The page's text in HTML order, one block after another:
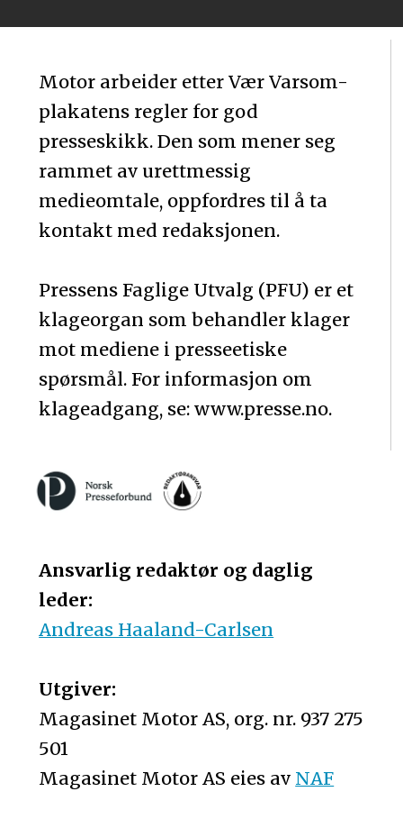
Motor arbeider etter Vær Varsom-
plakatens regler for god
presseskikk. Den som mener seg
rammet av urettmessig
medieomtale, oppfordres til å ta
kontakt med redaksjonen.
Pressens Faglige Utvalg (PFU) er et
klageorgan som behandler klager
mot mediene i presseetiske
spørsmål. For informasjon om
klageadgang, se: www.presse.no.
Ansvarlig redaktør og daglig
leder:
Andreas Haaland-Carlsen
Utgiver:
Magasinet Motor AS, org. nr. 937 275
501
Magasinet Motor AS eies av NAF